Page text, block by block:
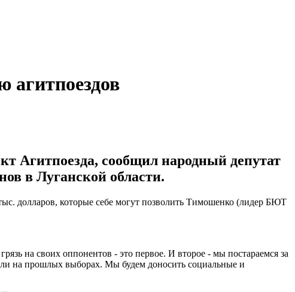
агитпоездов
Агитпоезда, сообщил народный депутат
в Луганской области.
долларов, которые себе могут позволить Тимошенко (лидер БЮТ
на своих оппонентов - это первое. И второе - мы постараемся за
на прошлых выборах. Мы будем доносить социальные и